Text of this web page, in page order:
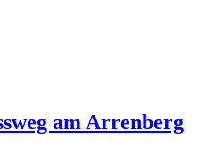
am Arrenberg